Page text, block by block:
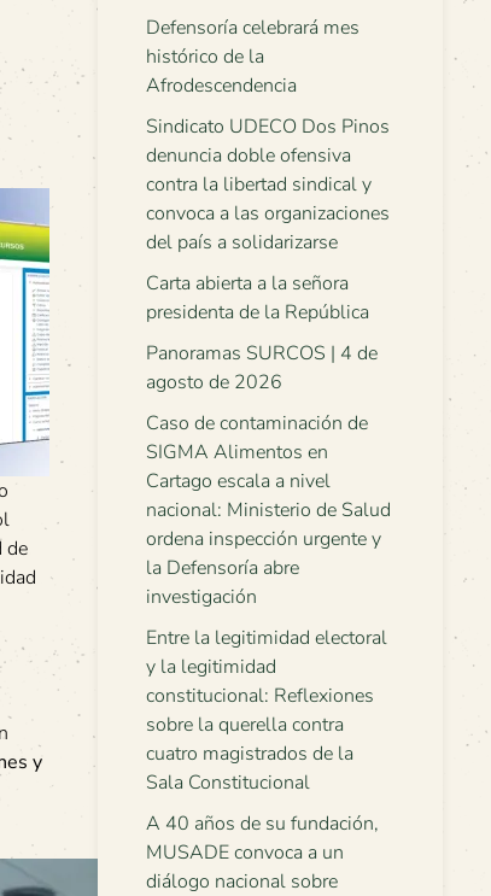
de
y
Defensoría celebrará mes
histórico de la
Afrodescendencia
Sindicato UDECO Dos Pinos
denuncia doble ofensiva
contra la libertad sindical y
convoca a las organizaciones
del país a solidarizarse
Carta abierta a la señora
presidenta de la República
Panoramas SURCOS | 4 de
agosto de 2026
Caso de contaminación de
SIGMA Alimentos en
Cartago escala a nivel
nacional: Ministerio de Salud
ordena inspección urgente y
la Defensoría abre
investigación
Entre la legitimidad electoral
y la legitimidad
constitucional: Reflexiones
sobre la querella contra
cuatro magistrados de la
Sala Constitucional
A 40 años de su fundación,
MUSADE convoca a un
diálogo nacional sobre